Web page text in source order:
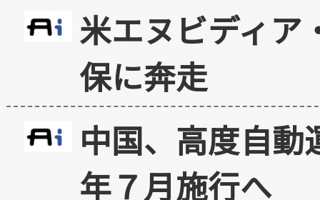
米エヌビディア
保に奔走
中国、高度自
年７月施行へ